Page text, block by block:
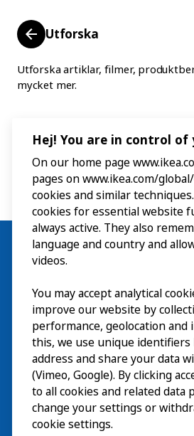
Utforska
Utforska artiklar, filmer,
mycket mer.
Besök
Utforska
På gång
Om
Hej! You are in control of
On our home page
pages on www.ikea.com/
cookies and similar
cookies for essential website
always active. They also
language and country and
videos.
You may accept analytical
improve our website by
performance, geolocation and
this, we use unique identifiers
address and share your data
(Vimeo, Google). By clicking
to all cookies and related data
change your settings or
cookie settings.